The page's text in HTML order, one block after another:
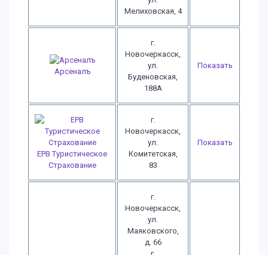
Мелиховская, 4
Арсеналъ
г.
Новочеркасск,
ул.
Буденовская,
188А
Показать
ЕРВ Туристическое
Страхование
г.
Новочеркасск,
ул.
Комитетская,
83
Показать
г.
Новочеркасск,
ул.
Маяковского,
д. 66